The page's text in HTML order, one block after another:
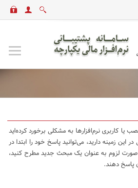
یا کاربری نرم‌افزارها به مشکلی برخورد کرده‌اید
این زمینه دارید، می‌توانید پاسخ خود را ابتدا در
لزوم به عنوان یک مبحث جدید مطرح کنید،
پاسخ دهند.